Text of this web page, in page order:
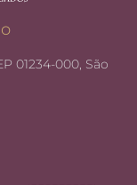
01234-000, São